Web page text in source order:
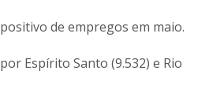
de empregos em maio.
Espírito Santo (9.532) e Rio